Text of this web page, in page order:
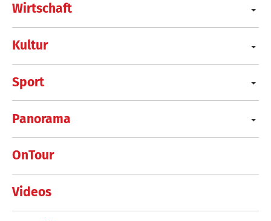
Wirtschaft
Kultur
Sport
Panorama
OnTour
Videos